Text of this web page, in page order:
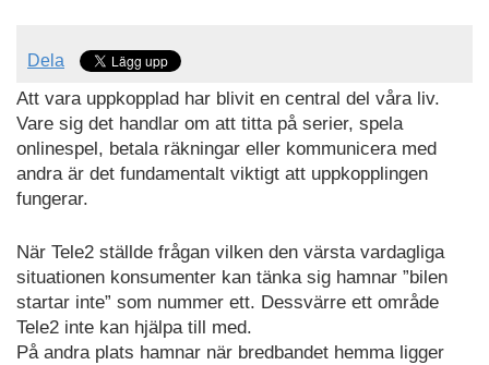
Dela
Att vara uppkopplad har blivit en central del våra liv.
Vare sig det handlar om att titta på serier, spela
onlinespel, betala räkningar eller kommunicera med
andra är det fundamentalt viktigt att uppkopplingen
fungerar.
När Tele2 ställde frågan vilken den värsta vardagliga
situationen konsumenter kan tänka sig hamnar ”bilen
startar inte” som nummer ett. Dessvärre ett område
Tele2 inte kan hjälpa till med.
På andra plats hamnar när bredbandet hemma ligger